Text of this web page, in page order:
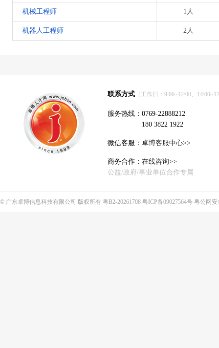
机械工程师 1人
机器人工程师 2人
联系方式 （工作日：9:00~12:00、
服务热线：0769-22888212
180 3822 1922
微信客服： 卓博客服中心>>
商务合作： 在线咨询>>
公益/政府/事业单位合作专属
© 广东卓博信息科技有限公司 版权所有 粤B2-20261708 粤ICP备09027564号 粤公网安